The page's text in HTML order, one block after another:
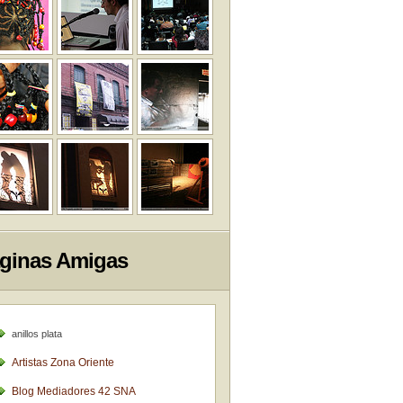
Amigas
anillos plata
Artistas Zona Oriente
Blog Mediadores 42 SNA